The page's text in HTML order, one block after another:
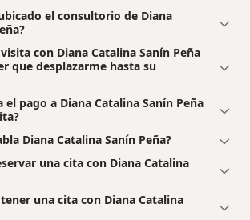
el consultorio de Diana
con Diana Catalina Sanín Peña
que desplazarme hasta su
el pago a Diana Catalina Sanín Peña
Diana Catalina Sanín Peña?
una cita con Diana Catalina
una cita con Diana Catalina